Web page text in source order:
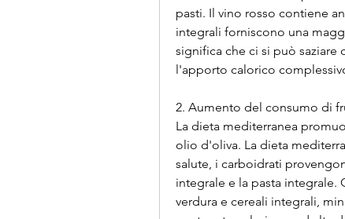
pasti. Il vino rosso contiene
integrali forniscono una
significa che ci si può saziare
l'apporto calorico
2. Aumento del consumo di
La dieta mediterranea
olio d'oliva. La dieta
salute, i carboidrati
integrale e la pasta
verdura e cereali integrali,